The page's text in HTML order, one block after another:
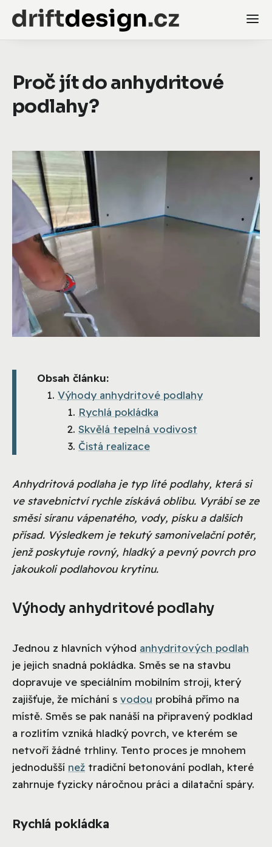
Proč jít do anhydritové
podlahy?
Obsah článku:
Výhody anhydritové podlahy
Rychlá pokládka
Skvělá tepelná vodivost
Čistá realizace
Anhydritová podlaha je typ lité podlahy, která si
ve stavebnictví rychle získává oblibu. Vyrábí se ze
směsi síranu vápenatého, vody, písku a dalších
přísad. Výsledkem je tekutý samonivelační potěr,
jenž poskytuje rovný, hladký a pevný povrch pro
jakoukoli podlahovou krytinu.
Výhody anhydritové podlahy
Jednou z hlavních výhod anhydritových podlah
je jejich snadná pokládka. Směs se na stavbu
dopravuje ve speciálním mobilním stroji, který
zajišťuje, že míchání s vodou probíhá přímo na
místě. Směs se pak nanáší na připravený podklad
a rozlitím vzniká hladký povrch, ve kterém se
netvoří žádné trhliny. Tento proces je mnohem
jednodušší než tradiční betonování podlah, které
zahrnuje fyzicky náročnou práci a dilatační spáry.
Rychlá pokládka